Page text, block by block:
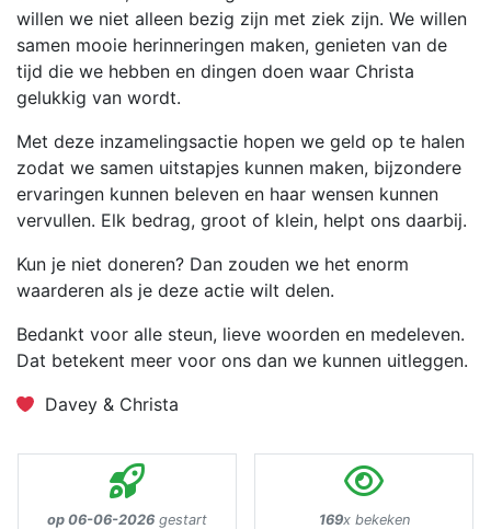
willen we niet alleen bezig zijn met ziek zijn. We willen
samen mooie herinneringen maken, genieten van de
tijd die we hebben en dingen doen waar Christa
gelukkig van wordt.
Met deze inzamelingsactie hopen we geld op te halen
zodat we samen uitstapjes kunnen maken, bijzondere
ervaringen kunnen beleven en haar wensen kunnen
vervullen. Elk bedrag, groot of klein, helpt ons daarbij.
Kun je niet doneren? Dan zouden we het enorm
waarderen als je deze actie wilt delen.
Bedankt voor alle steun, lieve woorden en medeleven.
Dat betekent meer voor ons dan we kunnen uitleggen.
Davey & Christa
op 06-06-2026 gestart 169x bekeken